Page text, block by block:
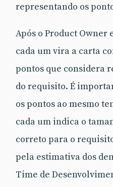
representando os
Após o Product
cada um vira a carta
pontos que considera
do requisito. É
os pontos ao mesmo
cada um indica o
correto para o
pela estimativa dos
Time de